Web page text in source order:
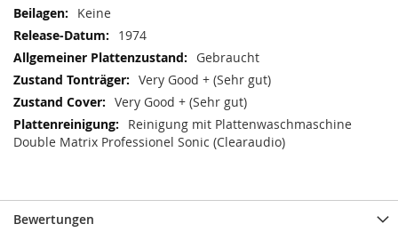
Keine
1974
Gebraucht
Very Good + (Sehr gut)
Very Good + (Sehr gut)
Reinigung mit Plattenwaschmaschine
Double Matrix Professionel Sonic (Clearaudio)
Bewertungen